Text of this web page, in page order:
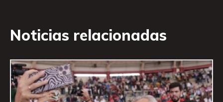
Noticias relacionadas